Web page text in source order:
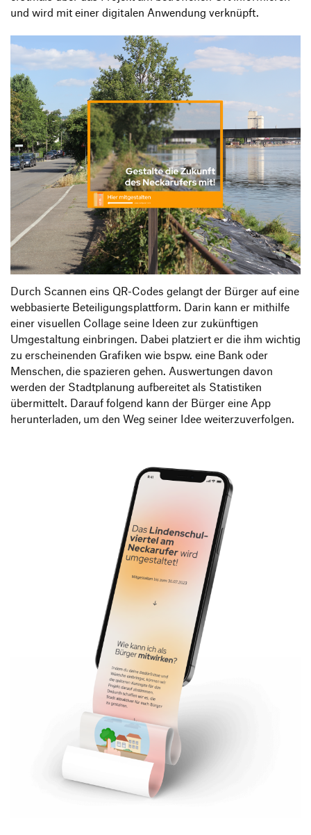
und wird mit einer digitalen Anwendung verknüpft.
Durch Scannen eins QR-Codes gelangt der Bürger auf eine
webbasierte Beteiligungsplattform. Darin kann er mithilfe
einer visuellen Collage seine Ideen zur zukünftigen
Umgestaltung einbringen. Dabei platziert er die ihm wichtig
zu erscheinenden Grafiken wie bspw. eine Bank oder
Menschen, die spazieren gehen. Auswertungen davon
werden der Stadtplanung aufbereitet als Statistiken
übermittelt. Darauf folgend kann der Bürger eine App
herunterladen, um den Weg seiner Idee weiterzuverfolgen.